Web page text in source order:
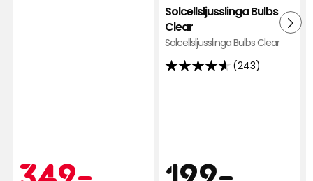
Solcellsljusslinga Bulbs
Clear
Solcellsljusslinga Bulbs Clear
(243)
4.6
243
Pris